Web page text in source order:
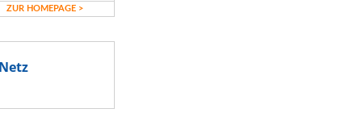
ZUR HOMEPAGE >